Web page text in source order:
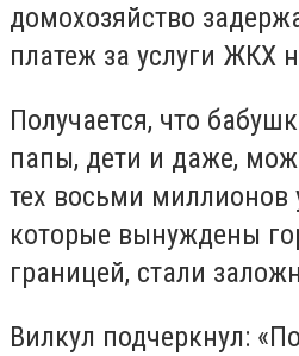
домохозяйство
платеж за услуги ЖКХ
Получается, что
папы, дети и даже,
тех восьми миллионов
которые вынуждены
границей, стали
Вилкул подчеркнул: